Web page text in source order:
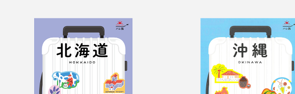
ハレ旅　北海道 ハレ旅　沖縄